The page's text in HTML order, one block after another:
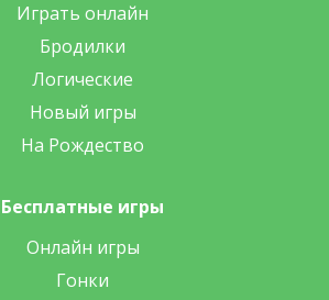
Играть онлайн
Бродилки
Логические
Новый игры
На Рождество
Бесплатные игры
Онлайн игры
Гонки